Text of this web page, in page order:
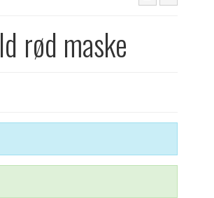
rød maske